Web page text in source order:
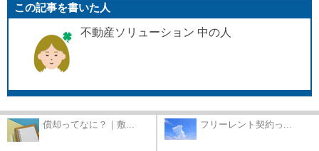
この記事を書いた人
不動産ソリューション 中の人
償却ってなに？｜敷... フリーレント契約っ...